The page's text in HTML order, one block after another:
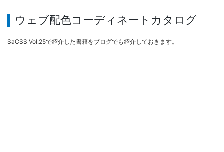
ウェブ配色コーディネートカタログ
SaCSS Vol.25で紹介した書籍をブログでも紹介しておきます。